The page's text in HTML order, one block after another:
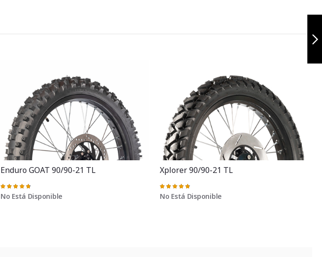
Enduro GOAT 90/90-21 TL
Valoración:
97%
No Está Disponible
Xplorer 90/90-21 TL
Valoración:
96%
No Está Disponible